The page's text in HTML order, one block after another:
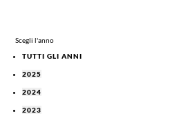
Scegli l'anno
TUTTI GLI ANNI
2025
2024
2023